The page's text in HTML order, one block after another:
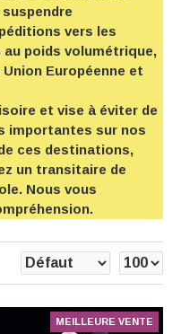
vers les
poids volumétrique,
Européenne et
et vise à éviter de
importantes sur nos
ces destinations,
un transitaire de
Nous vous
MEILLEURE VENTE